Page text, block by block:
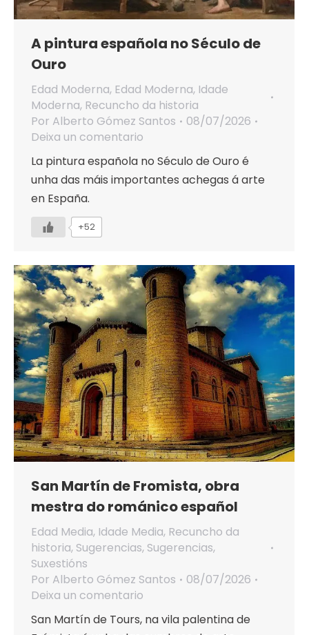
A pintura española no Século de
Ouro
Edad Moderna, Edad Moderna, Idade
Moderna, Recuncho da historia
Por Alberto Gómez Santos
08/07/2026
Deixa un comentario
La pintura española no Século de Ouro é
unha das máis importantes achegas á arte
en España.
+52
San Martín de Fromista, obra
mestra do románico español
Edad Media, Idade Media, Recuncho da
historia, Sugerencias, Sugerencias,
Suxestións
Por Alberto Gómez Santos
08/07/2026
Deixa un comentario
San Martín de Tours, na vila palentina de